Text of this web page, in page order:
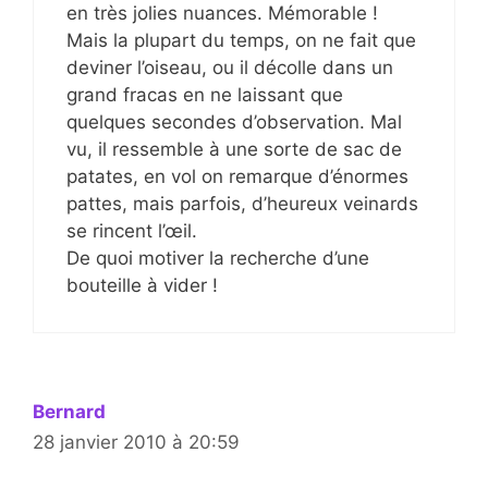
en très jolies nuances. Mémorable !
Mais la plupart du temps, on ne fait que
deviner l’oiseau, ou il décolle dans un
grand fracas en ne laissant que
quelques secondes d’observation. Mal
vu, il ressemble à une sorte de sac de
patates, en vol on remarque d’énormes
pattes, mais parfois, d’heureux veinards
se rincent l’œil.
De quoi motiver la recherche d’une
bouteille à vider !
Bernard
28 janvier 2010 à 20:59